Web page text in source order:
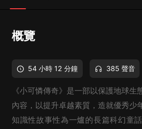
概覽
54 小時 12 分鐘 385 聲音
《小可憐傳奇》是一部以保護地球生
內容，以提升卓越素質，造就優秀少
知識性故事性為一爐的長篇科幻童